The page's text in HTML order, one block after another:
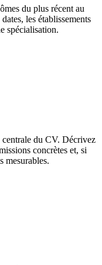
du plus récent au
les établissements
spécialisation.
centrale du CV. Décrivez
concrètes et, si
mesurables.